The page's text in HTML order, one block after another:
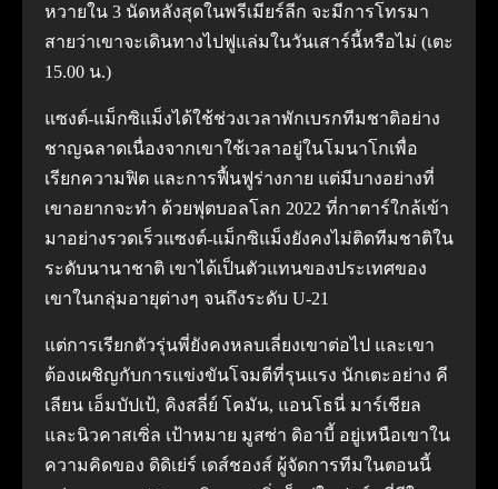
หวายใน 3 นัดหลังสุดในพรีเมียร์ลีก จะมีการโทรมา
สายว่าเขาจะเดินทางไปฟูแล่มในวันเสาร์นี้หรือไม่ (เตะ
15.00 น.)
แซงต์-แม็กซิแม็งได้ใช้ช่วงเวลาพักเบรกทีมชาติอย่าง
ชาญฉลาดเนื่องจากเขาใช้เวลาอยู่ในโมนาโกเพื่อ
เรียกความฟิต และการฟื้นฟูร่างกาย แต่มีบางอย่างที่
เขาอยากจะทํา ด้วยฟุตบอลโลก 2022 ที่กาตาร์ใกล้เข้า
มาอย่างรวดเร็วแซงต์-แม็กซิแม็งยังคงไม่ติดทีมชาติใน
ระดับนานาชาติ เขาได้เป็นตัวแทนของประเทศของ
เขาในกลุ่มอายุต่างๆ จนถึงระดับ U-21
แต่การเรียกตัวรุ่นพี่ยังคงหลบเลี่ยงเขาต่อไป และเขา
ต้องเผชิญกับการแข่งขันโจมตีที่รุนแรง นักเตะอย่าง คี
เลียน เอ็มบัปเป้, คิงสลี่ย์ โคมัน, แอนโธนี่ มาร์เชียล
และนิวคาสเซิ่ล เป้าหมาย มูสซ่า ดิอาบี้ อยู่เหนือเขาใน
ความคิดของ ดิดิเย่ร์ เดส์ชองส์ ผู้จัดการทีมในตอนนี้